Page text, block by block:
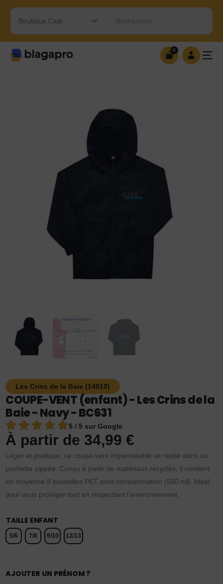
Rechercher…
0
Les Crins de la Baie (14810)
COUPE-VENT (enfant) - Les Crins de la
Baie - Navy - BC631
5 / 5 sur Google
À partir de 34,99€
Léger et pratique, ce coupe-vent imperméable se replie dans sa
pochette zippée. Conçu à partir de matériaux recyclés, il contient
en moyenne 8 bouteilles PET post-consommation (550 ml). Idéal
pour vous protéger tout en respectant l’environnement.
TAILLE ENFANT
5/6 7/8 9/10 12/13
AJOUTER UN PRÉNOM ?